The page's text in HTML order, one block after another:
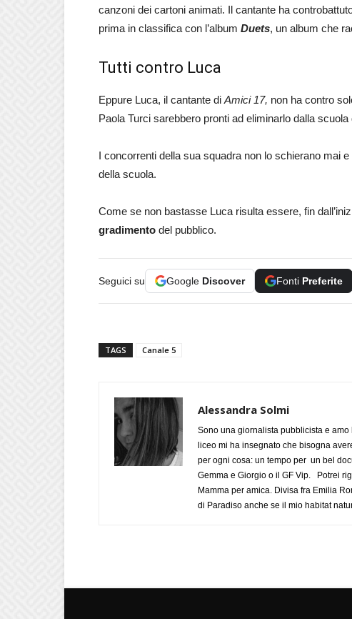
canzoni dei cartoni animati. Il cantante ha
prima in classifica con l’album Duets, un album che
Tutti contro Luca
Eppure Luca, il cantante di Amici 17, non ha contro
Paola Turci sarebbero pronti ad eliminarlo dalla scuola
I concorrenti della sua squadra non lo schierano mai
della scuola.
Come se non bastasse Luca risulta essere, fin
gradimento del pubblico.
Seguici su Google Discover Fonti Preferite
TAGS Canale 5
Alessandra Solmi
Sono una giornalista pubblicista e
liceo mi ha insegnato che bisogna
per ogni cosa: un tempo per un bel
Gemma e Giorgio o il GF Vip. Potrei
Mamma per amica. Divisa fra Emilia
di Paradiso anche se il mio habitat